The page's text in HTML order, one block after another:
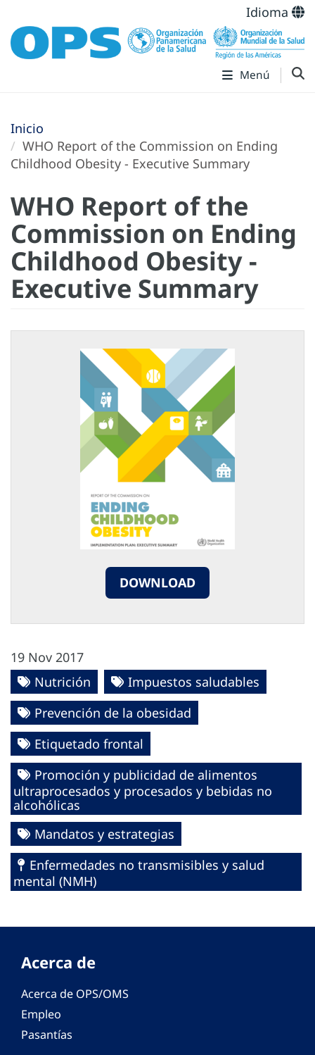
Idioma
Menú
Inicio
WHO Report of the Commission on Ending
Childhood Obesity - Executive Summary
WHO Report of the
Commission on Ending
Childhood Obesity -
Executive Summary
DOWNLOAD
19 Nov 2017
Nutrición
Impuestos saludables
Prevención de la obesidad
Etiquetado frontal
Promoción y publicidad de alimentos
ultraprocesados y procesados y bebidas no
alcohólicas
Mandatos y estrategias
Enfermedades no transmisibles y salud
mental (NMH)
Acerca de
Acerca de OPS/OMS
Empleo
Pasantías